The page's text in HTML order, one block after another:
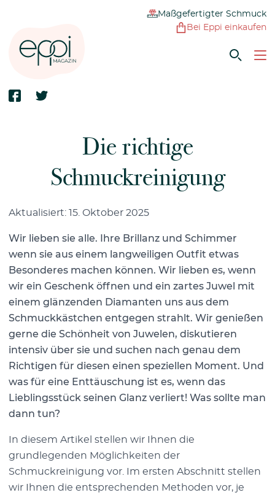
Maßgefertigter Schmuck
Bei Eppi einkaufen
Die richtige
Schmuckreinigung
Aktualisiert: 15. Oktober 2025
Wir lieben sie alle. Ihre Brillanz und Schimmer
wenn sie aus einem langweiligen Outfit etwas
Besonderes machen können. Wir lieben es, wenn
wir ein Geschenk öffnen und ein zartes Juwel mit
einem glänzenden Diamanten uns aus dem
Schmuckkästchen entgegen strahlt. Wir genießen
gerne die Schönheit von Juwelen, diskutieren
intensiv über sie und suchen nach genau dem
Richtigen für diesen einen speziellen Moment. Und
was für eine Enttäuschung ist es, wenn das
Lieblingsstück seinen Glanz verliert! Was sollte man
dann tun?
In diesem Artikel stellen wir Ihnen die
grundlegenden Möglichkeiten der
Schmuckreinigung vor. Im ersten Abschnitt stellen
wir Ihnen die entsprechenden Methoden vor, je